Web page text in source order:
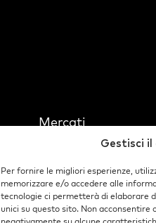
Gestisci il
Per fornire le migliori esperienze,
memorizzare e/o accedere alle
tecnologie ci permetterà di elaborare
unici su questo sito. Non
Mercati
Settore Privato
Settore